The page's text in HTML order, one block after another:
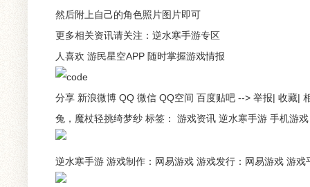
然后附上自己的角色照片图片即可
更多相关资讯请关注：逆水寒手游专区
人喜欢 游民星空APP 随时掌握游戏情报
分享 新浪微博 QQ 微信 QQ空间 百度贴吧 --> 举报| 收藏|
兔，魔杖轻挑绮梦纱 标签： 游戏资讯 逆水寒手游 手机游戏
逆水寒手游 游戏制作：网易游戏 游戏发行：网易游戏 游